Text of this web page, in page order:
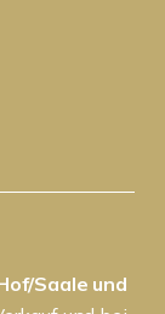
Saale und